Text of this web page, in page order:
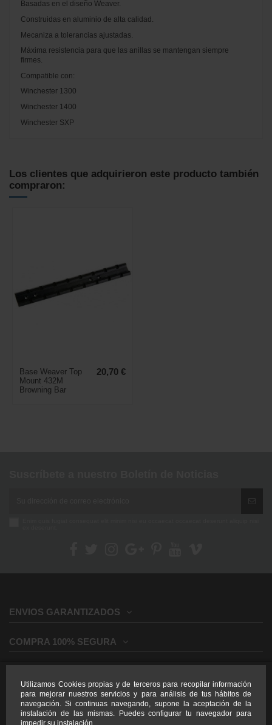
Utilizamos Cookies propias y de terceros para recopilar información
para mejorar nuestros servicios y para análisis de tus hábitos de
navegación. Si continuas navegando, supone la aceptación de la
instalación de las mismas. Puedes configurar tu navegador para
impedir su instalación.
Basadas en el diseño Weaver.
Construidas en aluminio de alta calidad.
Mecaniza a tolerancias ajustadas.
Máxima resistencia para que las anillas se mantengan siempre
firmes.
Compatible con:
Winchester 1300
Winchester 1400
Winchester SXP
Los clientes que adquirieron este producto también
compraron:
Base Weaver Top
Mount 432M
Browning Bar
20,70 €
ENVIOS GARANTIZADOS
COMPRA 100% SEGURA
INFORMACION LEGAL